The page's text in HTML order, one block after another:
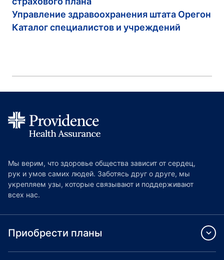
Управление здравоохранения штата Орегон
Каталог специалистов и учреждений
Мы верим, что здоровье общества зависит от сердец,
рук и умов самих людей. Заботясь друг о друге, мы
укрепляем узы, которые связывают и поддерживают
всех нас.
Приобрести планы